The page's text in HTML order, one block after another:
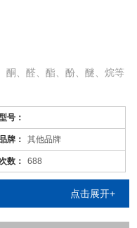
酮、醛、酯、酚、醚、烷等
机、化工、仪表、汽车、
家用电器等行业的有机废气
。印刷油墨、机电绝缘处
的有机废气。
号：
牌： 其他品牌
数： 688
点击展开+